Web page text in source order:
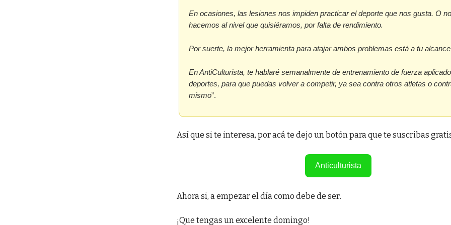
En ocasiones, las lesiones nos impiden practicar el deporte que nos gusta. O
hacemos al nivel que quisiéramos, por falta de rendimiento.
Por suerte, la mejor herramienta para atajar ambos problemas está a tu
En AntiCulturista, te hablaré semanalmente de entrenamiento de fuerza
deportes, para que puedas volver a competir, ya sea contra otros atletas o
mismo”.
Así que si te interesa, por acá te dejo un botón para que te suscribas
Anticulturista
Ahora si, a empezar el día como debe de ser.
¡Que tengas un excelente domingo!